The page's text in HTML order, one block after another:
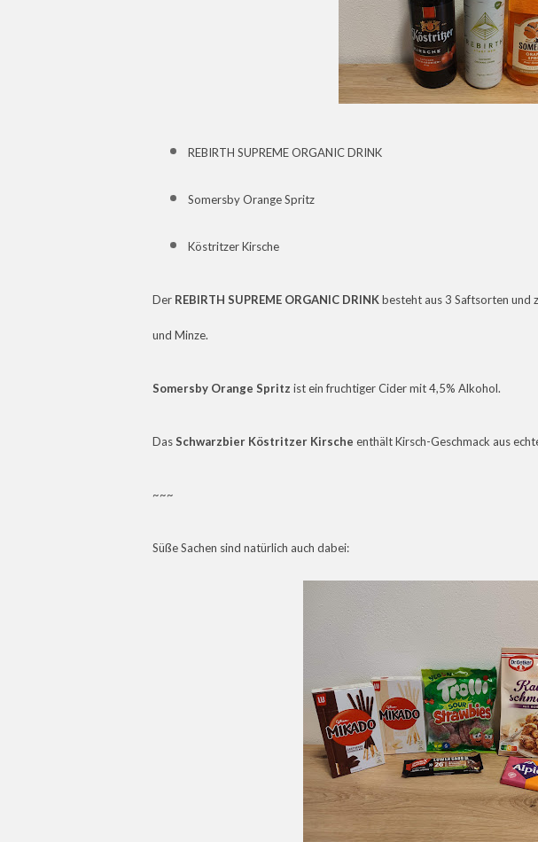
REBIRTH SUPREME ORGANIC DRINK
Somersby Orange Spritz
Köstritzer Kirsche
Der REBIRTH SUPREME ORGANIC DRINKbesteht aus 3 Saftsorten und
und Minze.
Somersby Orange Spritz ist ein fruchtiger Cider mit 4,5% Alkohol.
DasSchwarzbier Köstritzer Kirsche enthält Kirsch-Geschmack aus
~~~
Süße Sachen sind natürlich auch dabei: